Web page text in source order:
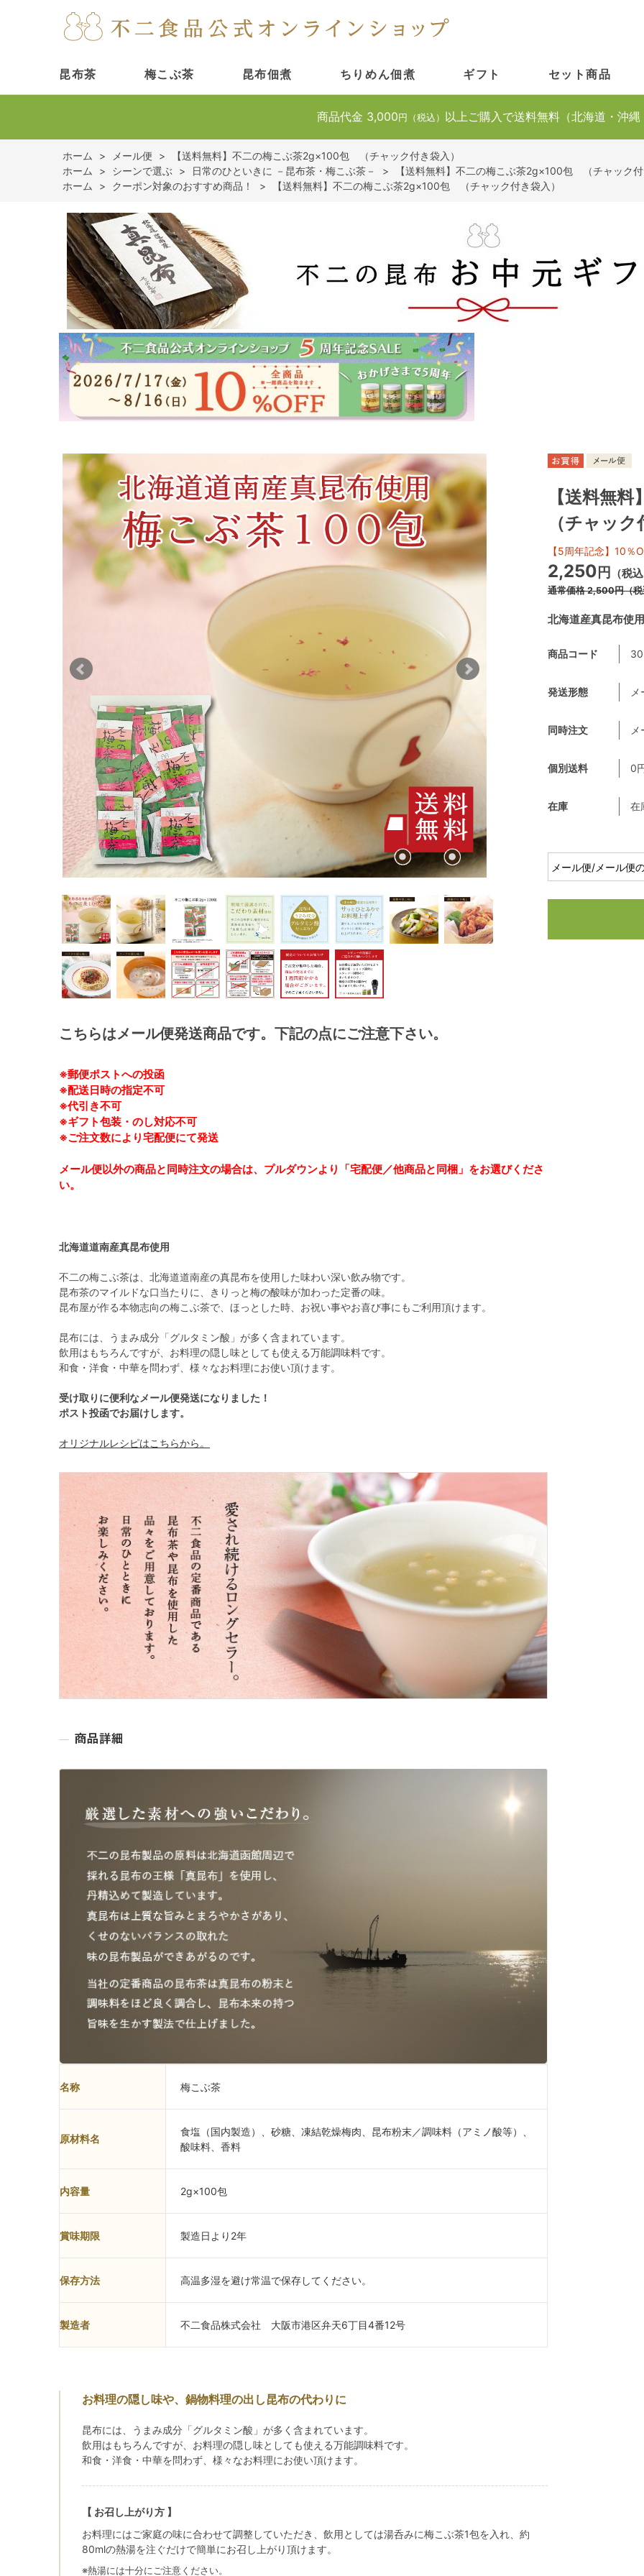
昆布茶 梅こぶ茶 昆布佃煮 ちりめん佃煮 ギフト セット商品
商品代金 3,000 円（税込） 以上ご購入で送料無料（北海道・沖縄
ホーム > メール便 >
【送料無料】不二の梅こぶ茶2g×100包 （チャック付き袋入）
ホーム
> シーンで選ぶ > 日常のひといきに －昆布茶・梅こぶ茶－ >
【送料無料】不二の梅こぶ茶2g×100包 （チャック付
ホーム
> クーポン対象のおすすめ商品！ > 【送料無料】不二の梅こぶ茶2g×100包 （チャック付き袋入）
こちらはメール便発送商品です。下記の点にご注意下さい。
※郵便ポストへの投函
※配送日時の指定不可
※代引き不可
※ギフト包装・のし対応不可
※ご注文数により宅配便にて発送
メール便以外の商品と同時注文の場合は、プルダウンより「宅配便／他商品と同梱」をお選びくださ
い。
北海道道南産真昆布使用
不二の梅こぶ茶は、北海道道南産の真昆布を使用した味わい深い飲み物です。
昆布茶のマイルドな口当たりに、きりっと梅の酸味が加わった定番の味。
昆布屋が作る本物志向の梅こぶ茶で、ほっとした時、お祝い事やお喜び事にもご利用頂けます。
昆布には、うまみ成分「グルタミン酸」が多く含まれています。
飲用はもちろんですが、お料理の隠し味としても使える万能調味料です。
和食・洋食・中華を問わず、様々なお料理にお使い頂けます。
受け取りに便利なメール便発送になりました！
ポスト投函でお届けします。
オリジナルレシピはこちらから。
名称 梅こぶ茶
原材料名
食塩（国内製造）、砂糖、凍結乾燥梅肉、昆布粉末／調味料（アミノ酸等）、
酸味料、香料
内容量 2g×100包
賞味期限 製造日より2年
保存方法 高温多湿を避け常温で保存してください。
製造者 不二食品株式会社 大阪市港区弁天6丁目4番12号
お料理の隠し味や、鍋物料理の出し昆布の代わりに
昆布には、うまみ成分「グルタミン酸」が多く含まれています。
飲用はもちろんですが、お料理の隠し味としても使える万能調味料です。
和食・洋食・中華を問わず、様々なお料理にお使い頂けます。
【 お召し上がり方 】
お料理にはご家庭の味に合わせて調整していただき、飲用としては湯呑みに梅こぶ茶1包を入れ、約
80mlの熱湯を注ぐだけで簡単にお召し上がり頂けます。
※熱湯には十分にご注意ください。
北海道産真昆布使
【送料無
（チャック
【5周年記念】10％
2,250円 （税込
通常価格2,500円（
商品コード
発送形態
同時注文
個別送料 0
在庫 在